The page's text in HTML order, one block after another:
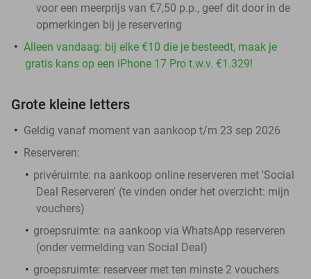
voor een meerprijs van €7,50 p.p., geef dit door in de
opmerkingen bij je reservering
Alleen vandaag: bij elke €10 die je besteedt, maak je
gratis kans op een iPhone 17 Pro t.w.v. €1.329!
Grote kleine letters
Geldig vanaf moment van aankoop t/m 23 sep 2026
Reserveren:
privéruimte: na aankoop online reserveren met 'Social
Deal Reserveren' (te vinden onder het overzicht: mijn
vouchers)
groepsruimte: na aankoop via WhatsApp reserveren
(onder vermelding van Social Deal)
groepsruimte: reserveer met ten minste 2 vouchers